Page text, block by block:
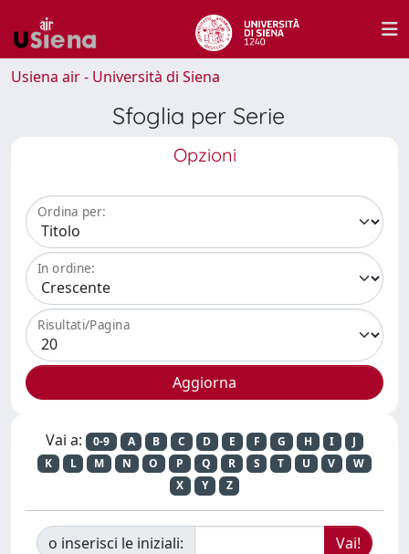
Usiena air - Università di Siena
Sfoglia per Serie
Opzioni
Ordina per:
In ordine:
Risultati/Pagina
Vai a: 0-9 A B C D E F G H I
J
K
L M N O P Q R S T U V
W
X
Y Z
o inserisci le iniziali: